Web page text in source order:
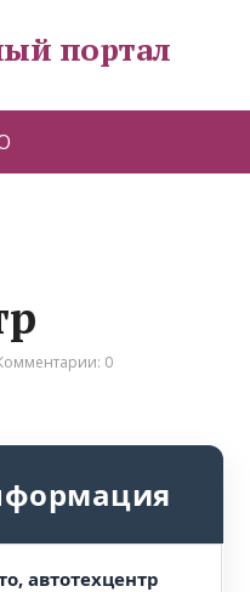
портал
0
автотехцентр